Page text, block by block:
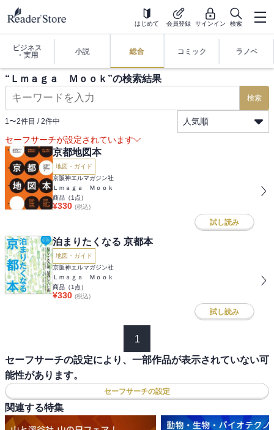
はじめて 会員登録 サインイン 検索
ビジネス
・実用
小説 総合 コミック ラノベ
“ Ｌｍａｇａ Ｍｏｏｋ ”の検索結果
検索
1〜2件目 / 2件中
人気順
セーフサーチが設定されています
京都地図本
地図・ガイド
京阪神エルマガジン社
Ｌｍａｇａ Ｍｏｏｋ
商品（1 点）
¥330 (税込)
試し読み
泊まりたくなる 京都本
地図・ガイド
京阪神エルマガジン社
Ｌｍａｇａ Ｍｏｏｋ
商品（1 点）
¥330 (税込)
試し読み
1
セーフサーチの設定により、一部作品が表示されていない可
能性があります。
セーフサーチの設定
関連する特集